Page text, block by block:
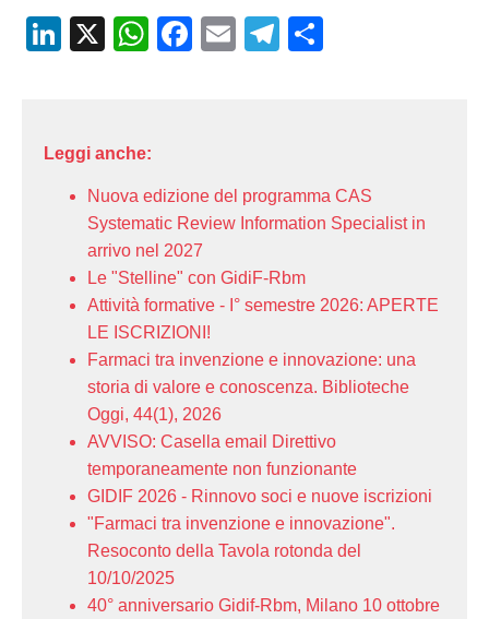
LinkedIn
X WhatsApp
Facebook
EmailTelegram
Leggi anche:
Nuova edizione del programma CAS
Systematic Review Information Specialist in
arrivo nel 2027
Le "Stelline" con GidiF-Rbm
Attività formative - I° semestre 2026: APERTE
LE ISCRIZIONI!
Farmaci tra invenzione e innovazione: una
storia di valore e conoscenza. Biblioteche
Oggi, 44(1), 2026
AVVISO: Casella email Direttivo
temporaneamente non funzionante
GIDIF 2026 - Rinnovo soci e nuove iscrizioni
"Farmaci tra invenzione e innovazione".
Resoconto della Tavola rotonda del
10/10/2025
40° anniversario Gidif-Rbm, Milano 10 ottobre